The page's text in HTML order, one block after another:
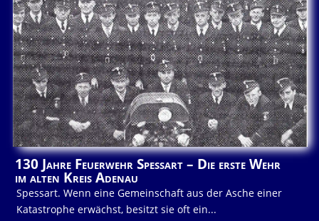
130 Jahre Feuerwehr Spessart – Die erste Wehr
im alten Kreis Adenau
Spessart. Wenn eine Gemeinschaft aus der Asche einer
Katastrophe erwächst, besitzt sie oft ein...